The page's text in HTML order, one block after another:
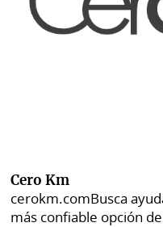
Cero Km
cerokm.comBusca
más confiable opción